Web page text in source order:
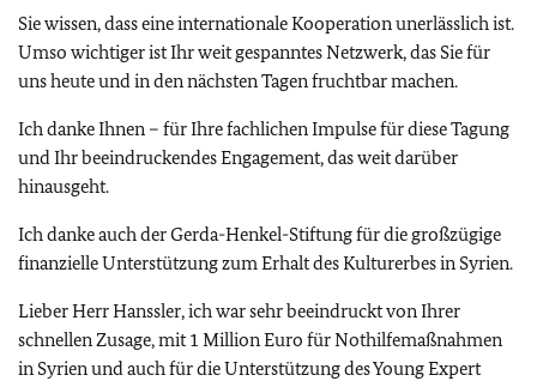
Sie wissen, dass eine internationale Kooperation unerlässlich ist.
Umso wichtiger ist Ihr weit gespanntes Netzwerk, das Sie für
uns heute und in den nächsten Tagen fruchtbar machen.
Ich danke Ihnen – für Ihre fachlichen Impulse für diese Tagung
und Ihr beeindruckendes Engagement, das weit darüber
hinausgeht.
Ich danke auch der Gerda-Henkel-Stiftung für die großzügige
finanzielle Unterstützung zum Erhalt des Kulturerbes in Syrien.
Lieber Herr Hanssler, ich war sehr beeindruckt von Ihrer
schnellen Zusage, mit 1 Million Euro für Nothilfemaßnahmen
in Syrien und auch für die Unterstützung des Young Expert